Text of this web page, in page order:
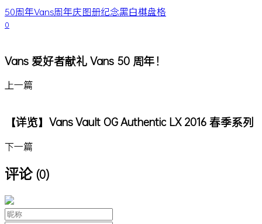
50周年Vans周年庆图册纪念黑白棋盘格
0
Vans 爱好者献礼 Vans 50 周年！
上一篇
【详览】Vans Vault OG Authentic LX 2016 春季系列
下一篇
评论 (0)